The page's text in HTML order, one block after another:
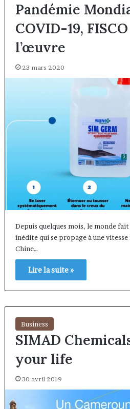
Pandémie
COVID-19,
l’œuvre
23 mars 2020
Depuis quelques mois, le monde
inédite qui se propage à une
Chine…
Lire la suite »
Business
SIMAD
your life
30 avril 2019